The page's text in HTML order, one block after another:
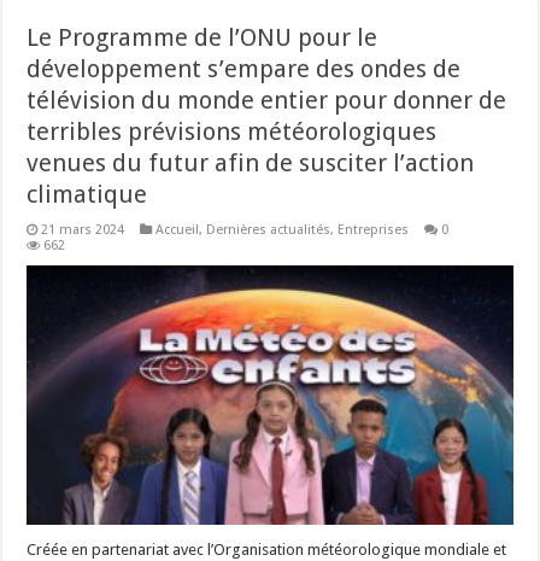
Le Programme de l’ONU pour le
développement s’empare des ondes de
télévision du monde entier pour donner de
terribles prévisions météorologiques
venues du futur afin de susciter l’action
climatique
21 mars 2024 Accueil, Dernières actualités, Entreprises
0
662
Créée en partenariat avec l’Organisation météorologique mondiale et